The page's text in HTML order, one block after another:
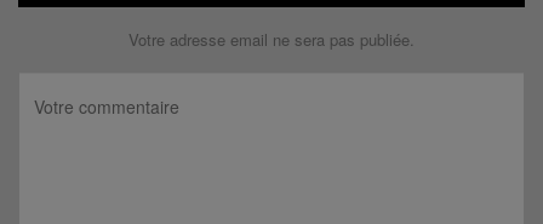
Votre adresse email ne sera pas publiée.